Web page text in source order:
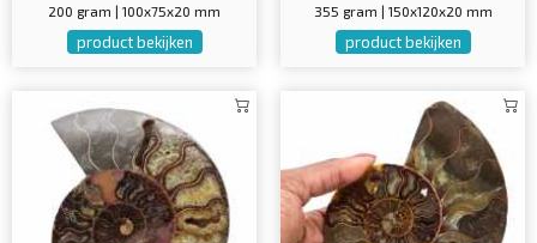
200 gram | 100x75x20 mm
product bekijken
355 gram | 150x120x20 mm
product bekijken